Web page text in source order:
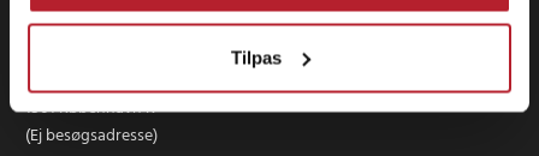
Tilpas
1301 København K
(Ej besøgsadresse)